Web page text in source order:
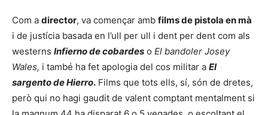
Com a director, va començar amb films de pistola en mà
i de justícia basada en l’ull per ull i dent per dent com als
westerns Infierno de cobardes o El bandoler Josey
Wales, i també ha fet apologia del cos militar a El
sargento de Hierro. Films que tots ells, sí, són de dretes,
però qui no hagi gaudit de valent comptant mentalment si